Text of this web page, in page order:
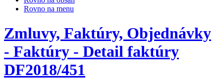
Rovno na menu
Zmluvy, Faktúry, Objednávky
- Faktúry - Detail faktúry
DF2018/451